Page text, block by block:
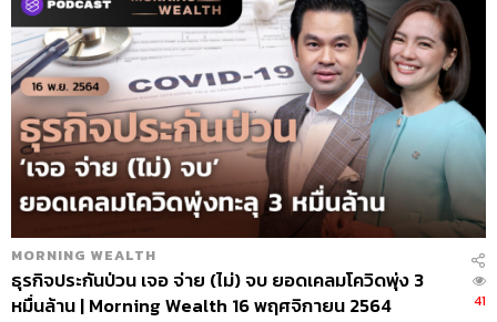
MORNING WEALTH
ธุรกิจประกันป่วน เจอ จ่าย (ไม่) จบ ยอดเคลมโควิดพุ่ง 3
หมื่นล้าน | Morning Wealth 16 พฤศจิกายน 2564
41